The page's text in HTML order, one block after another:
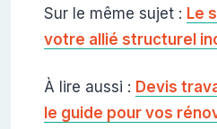
Sur le même sujet : Le
votre allié structurel
À lire aussi : Devis
le guide pour vos